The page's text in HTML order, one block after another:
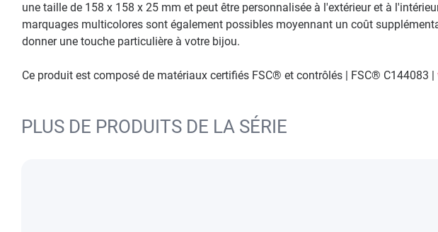
une taille de 158 x 158 x 25 mm et peut être personnalisée à l'extérieur et à
marquages multicolores sont également possibles moyennant un coût
donner une touche particulière à votre bijou.
Ce produit est composé de matériaux certifiés FSC® et contrôlés | FSC® C144083 |
PLUS DE PRODUITS DE LA SÉRIE